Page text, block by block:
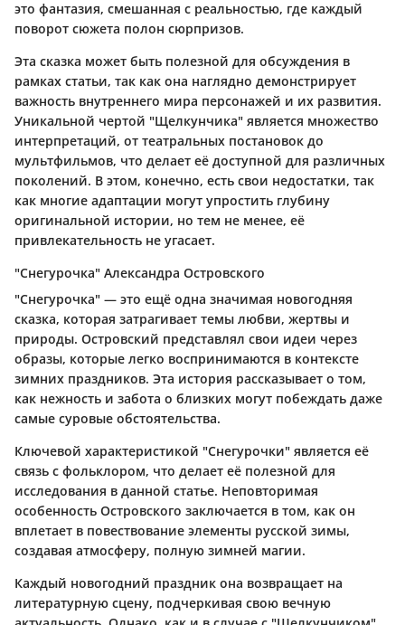
это фантазия, смешанная с реальностью, где каждый
поворот сюжета полон сюрпризов.
Эта сказка может быть полезной для обсуждения в
рамках статьи, так как она наглядно демонстрирует
важность внутреннего мира персонажей и их развития.
Уникальной чертой "Щелкунчика" является множество
интерпретаций, от театральных постановок до
мультфильмов, что делает её доступной для различных
поколений. В этом, конечно, есть свои недостатки, так
как многие адаптации могут упростить глубину
оригинальной истории, но тем не менее, её
привлекательность не угасает.
"Снегурочка" Александра Островского
"Снегурочка" — это ещё одна значимая новогодняя
сказка, которая затрагивает темы любви, жертвы и
природы. Островский представлял свои идеи через
образы, которые легко воспринимаются в контексте
зимних праздников. Эта история рассказывает о том,
как нежность и забота о близких могут побеждать даже
самые суровые обстоятельства.
Ключевой характеристикой "Снегурочки" является её
связь с фольклором, что делает её полезной для
исследования в данной статье. Неповторимая
особенность Островского заключается в том, как он
вплетает в повествование элементы русской зимы,
создавая атмосферу, полную зимней магии.
Каждый новогодний праздник она возвращает на
литературную сцену, подчеркивая свою вечную